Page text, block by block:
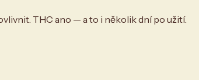
THC ano — a to i několik dní po užití.